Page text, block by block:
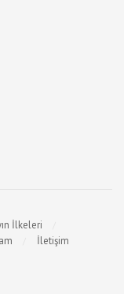
İlkeleri
İletişim